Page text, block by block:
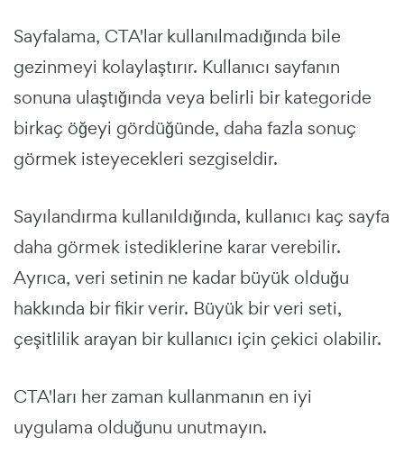
Sayfalama, CTA'lar kullanılmadığında bile
gezinmeyi kolaylaştırır. Kullanıcı sayfanın
sonuna ulaştığında veya belirli bir kategoride
birkaç öğeyi gördüğünde, daha fazla sonuç
görmek isteyecekleri sezgiseldir.
Sayılandırma kullanıldığında, kullanıcı kaç sayfa
daha görmek istediklerine karar verebilir.
Ayrıca, veri setinin ne kadar büyük olduğu
hakkında bir fikir verir. Büyük bir veri seti,
çeşitlilik arayan bir kullanıcı için çekici olabilir.
CTA'ları her zaman kullanmanın en iyi
uygulama olduğunu unutmayın.